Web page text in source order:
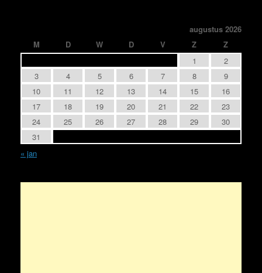
augustus 2026
M
D W D V Z
Z
1
2
3
4 5 6 7 8
9
10
11 12 13 14 15
16
17
18 19 20 21 22
23
24
25 26 27 28 29
30
31
« jan